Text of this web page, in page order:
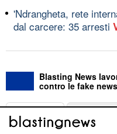
'Ndrangheta, rete
dal carcere: 35 arresti
Blasting News
contro le fake news
ABOUT